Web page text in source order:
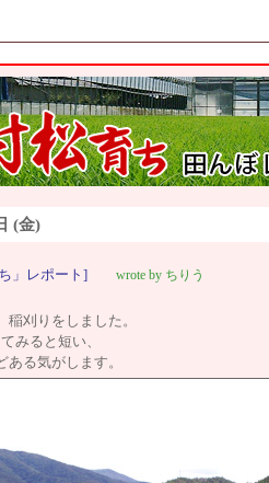
(金)
」レポート] wrote by ちりう
刈りをしました。
みると短い、
る気がします。